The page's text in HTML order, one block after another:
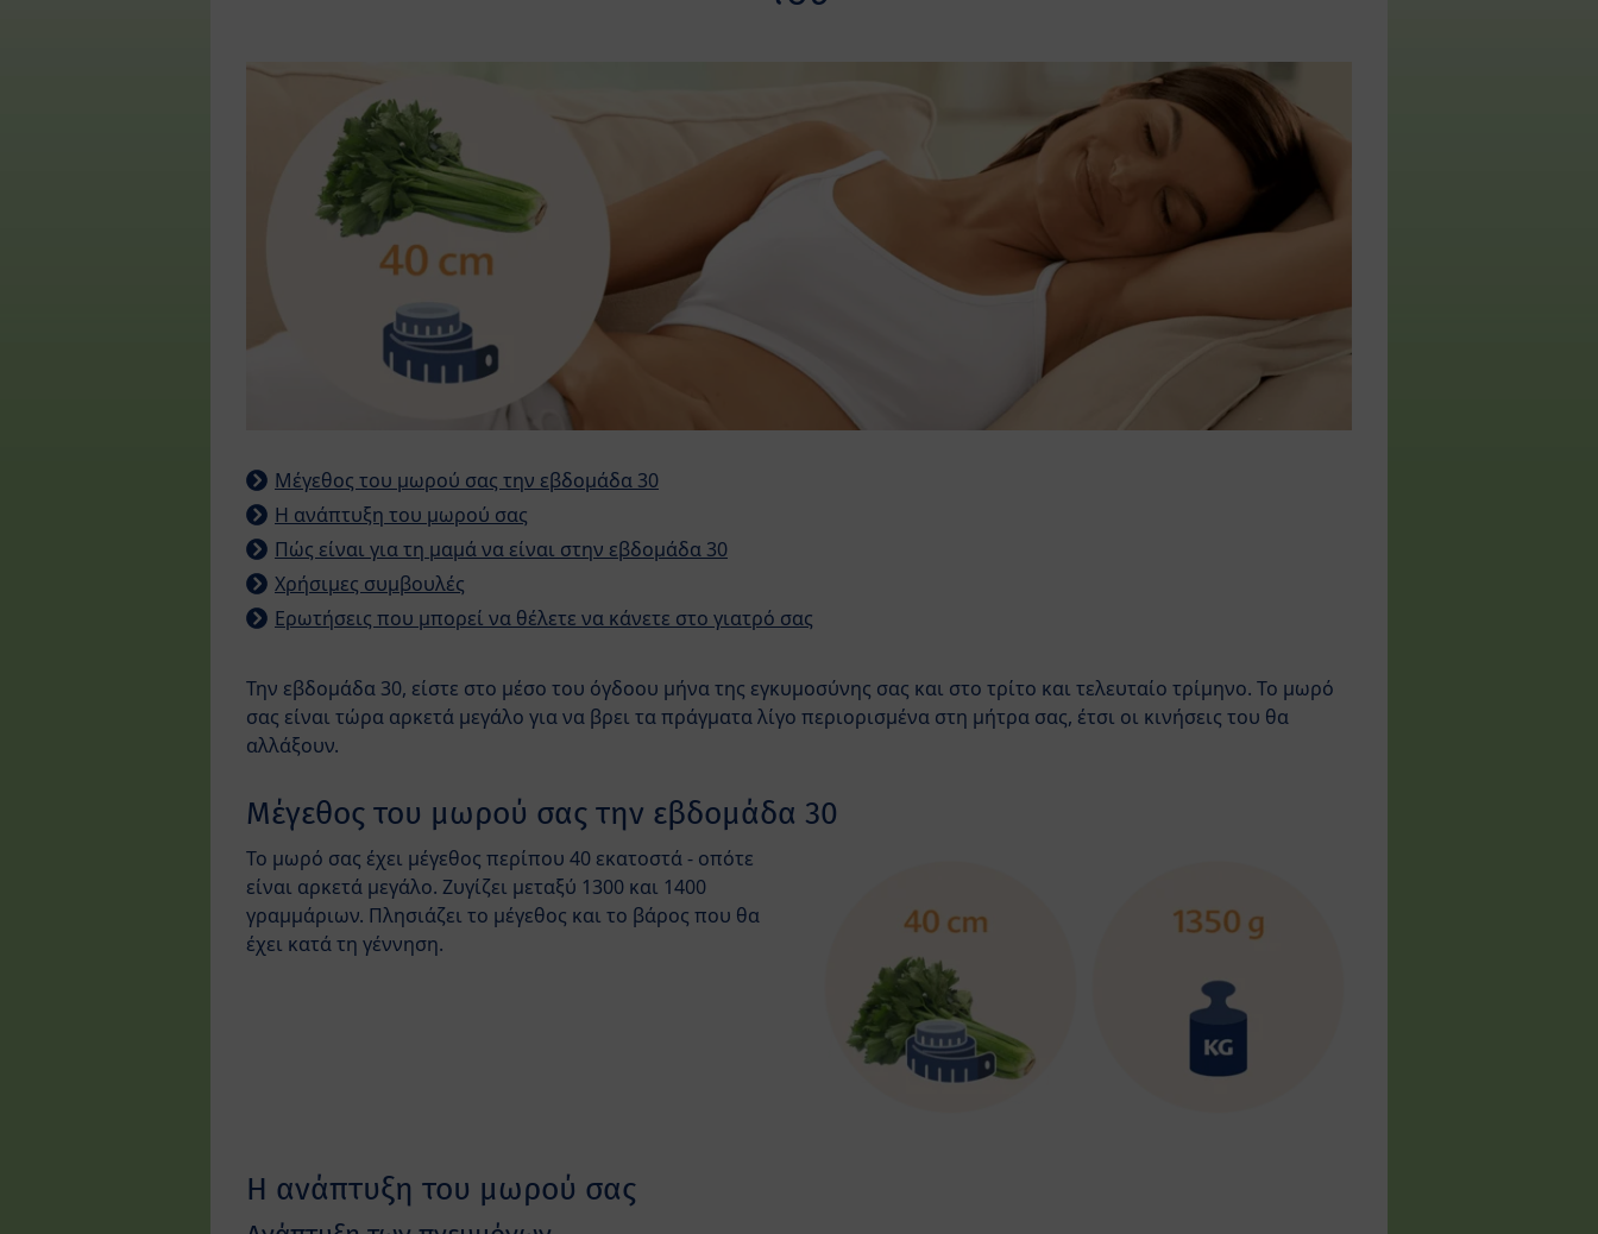
Μέγεθος του μωρού σας την εβδομάδα 30
Η ανάπτυξη του μωρού σας
Πώς είναι για τη μαμά να είναι στην εβδομάδα 30
Χρήσιμες συμβουλές
Ερωτήσεις που μπορεί να θέλετε να κάνετε στο γιατρό σας
Την εβδομάδα 30, είστε στο μέσο του όγδοου μήνα της εγκυμοσύνης σας και στο τρίτο και τελευταίο τρίμηνο. Το μωρό
σας είναι τώρα αρκετά μεγάλο για να βρει τα πράγματα λίγο περιορισμένα στη μήτρα σας, έτσι οι κινήσεις του θα
αλλάξουν.
Μέγεθος του μωρού σας την εβδομάδα 30
Το μωρό σας έχει μέγεθος περίπου 40 εκατοστά - οπότε
είναι αρκετά μεγάλο. Ζυγίζει μεταξύ 1300 και 1400
γραμμάριων. Πλησιάζει το μέγεθος και το βάρος που θα
έχει κατά τη γέννηση.
Η ανάπτυξη του μωρού σας